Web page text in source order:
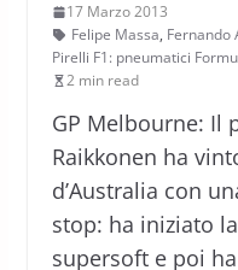
17 Marzo 2013
Felipe Massa, Fernando
Pirelli F1: pneumatici
2 min read
GP Melbourne: Il
Raikkonen ha
d’Australia con
stop: ha iniziato
supersoft e poi